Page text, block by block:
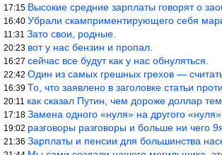
17:15 Высокие средние зарплаты говорят о
16:40 Убрали скамприментирующего себя марианетку,
11:31 Зато свои, родные.
20:23 вот у нас бензин и пропал.
16:27 сейчас все будут как у нас обнуляться.
22:42 Один из самых грешных грехов — считать
16:39 То, что заявлено в заголовке статьи
20:11 как сказал Путин, чем дороже доллар тем
17:18 Замена одного «нуля» на другого «нуля» в
19:02 разговоры разговоры и больше ни чего
21:36 Зарплаты и пенсии для большинства населения